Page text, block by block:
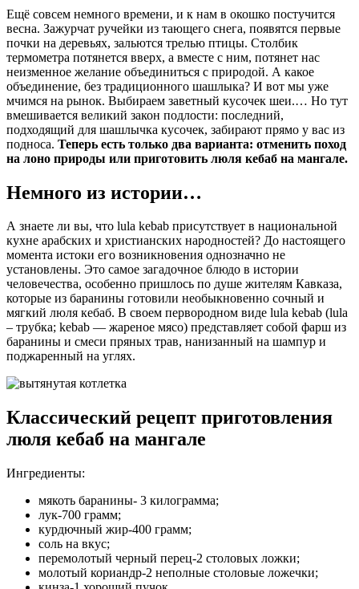
Ещё совсем немного времени, и к нам в окошко постучится
весна. Зажурчат ручейки из тающего снега, появятся первые
почки на деревьях, зальются трелью птицы. Столбик
термометра потянется вверх, а вместе с ним, потянет нас
неизменное желание объединиться с природой. А какое
объединение, без традиционного шашлыка? И вот мы уже
мчимся на рынок. Выбираем заветный кусочек шеи.… Но тут
вмешивается великий закон подлости: последний,
подходящий для шашлычка кусочек, забирают прямо у вас из
подноса. Теперь есть только два варианта: отменить поход
на лоно природы или приготовить люля кебаб на мангале.
Немного из истории…
А знаете ли вы, что lula kebab присутствует в национальной
кухне арабских и христианских народностей? До настоящего
момента истоки его возникновения однозначно не
установлены. Это самое загадочное блюдо в истории
человечества, особенно пришлось по душе жителям Кавказа,
которые из баранины готовили необыкновенно сочный и
мягкий люля кебаб. В своем первородном виде lula kebab (lula
– трубка; kebab — жареное мясо) представляет собой фарш из
баранины и смеси пряных трав, нанизанный на шампур и
поджаренный на углях.
Классический рецепт приготовления
люля кебаб на мангале
Ингредиенты:
мякоть баранины- 3 килограмма;
лук-700 грамм;
курдючный жир-400 грамм;
соль на вкус;
перемолотый черный перец-2 столовых ложки;
молотый кориандр-2 неполные столовые ложечки;